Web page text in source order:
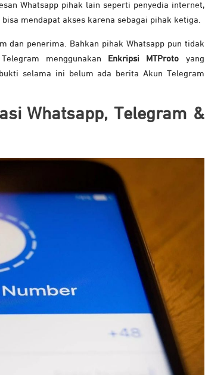
Whatsapp pihak lain seperti penyedia internet,
mendapat akses karena sebagai pihak ketiga.
dan penerima. Bahkan pihak Whatsapp pun tidak
menggunakan
Enkripsi MTProto yang
selama ini belum ada berita Akun Telegram
Whatsapp, Telegram &